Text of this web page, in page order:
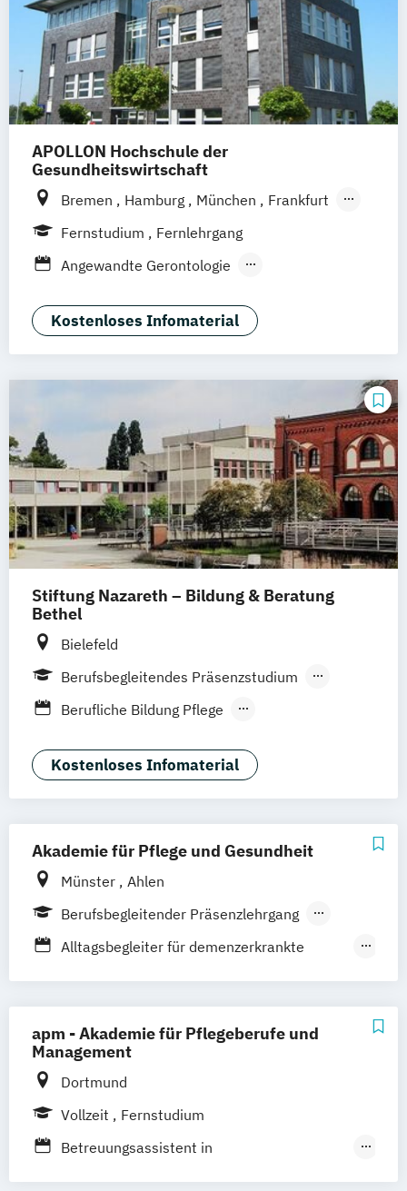
APOLLON Hochschule der
Gesundheitswirtschaft
Bremen Hamburg München
Frankfurt
Köln
Göttingen Leipzig
Stuttgart
Fernstudium
Fernlehrgang
Angewandte Gerontologie
Berufspädagogik & Management
Gerontologie - Kompetenzen für das
Gesundheitsökonomie
Health Economics & Management
Health Management
Management von Altenpflegeeinrichtungen
Pflegemanagement Praxismanagement
Prozess- und Qualitätsmanagement
Public Health Sozialmanagement
Theoriegeleitete Pflege
Kostenloses Infomaterial
Stiftung Nazareth – Bildung & Beratung
Bethel
Bielefeld
Berufsbegleitendes Präsenzstudium
Berufsbegleitender Präsenzlehrgang
Berufliche Bildung Pflege
Palliative Care für Pflegefachberufe
Studierende kompetent in der Pflegepraxis
Kostenloses Infomaterial
Akademie für Pflege und Gesundheit
Münster
Ahlen
Berufsbegleitender Präsenzlehrgang
Vollzeit
Alltagsbegleiter für demenzerkrankte
Seniorenbetreuer (gem. den Richtlinien
nach §§ 43b
apm - Akademie für Pflegeberufe und
Management
Dortmund
Vollzeit
Fernstudium
Betreuungsassistent in